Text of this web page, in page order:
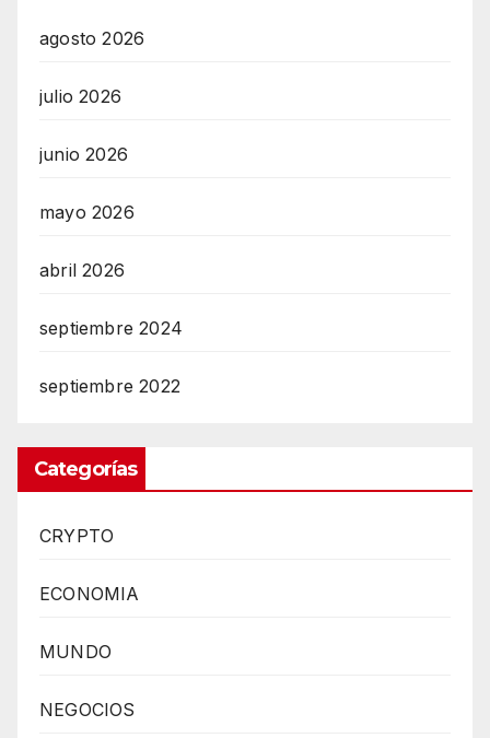
agosto 2026
julio 2026
junio 2026
mayo 2026
abril 2026
septiembre 2024
septiembre 2022
Categorías
CRYPTO
ECONOMIA
MUNDO
NEGOCIOS